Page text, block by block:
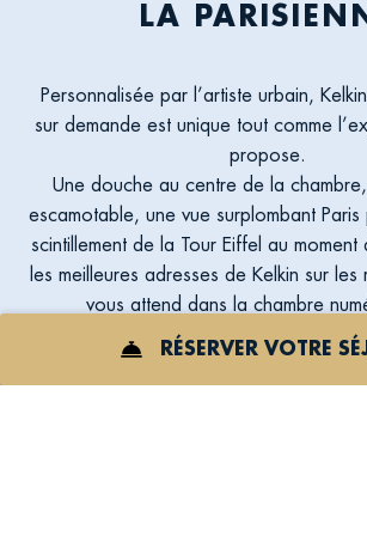
ICON
POUR
RÉSERVER VOTRE
LA
Personnalisée par l’artiste urbain,
sur demande est unique tout comme
propose.
Une douche au centre de la
escamotable, une vue surplombant
scintillement de la Tour Eiffel au
les meilleures adresses de Kelkin sur les
vous attend dans la chambre